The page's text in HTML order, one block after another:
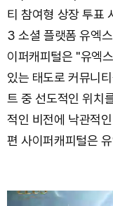
티 참여형 상장 투표
3 소셜 플랫폼 유엑
이퍼캐피털은 "유엑
있는 태도로 커뮤니
트 중 선도적인 위치
적인 비전에 낙관적
편 사이퍼캐피털은